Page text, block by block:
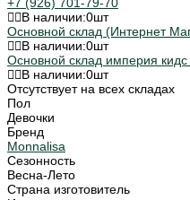
В наличии:0шт
Основной склад (Интернет
В наличии:0шт
Основной склад империя
В наличии:0шт
Отсутствует на всех складах
Пол
Девочки
Бренд
Monnalisa
Сезонность
Весна-Лето
Страна изготовитель